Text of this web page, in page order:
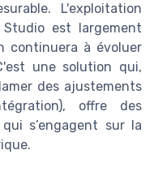
L'exploitation
Studio est largement
continuera à évoluer
une solution qui,
des ajustements
offre des
s’engagent sur la